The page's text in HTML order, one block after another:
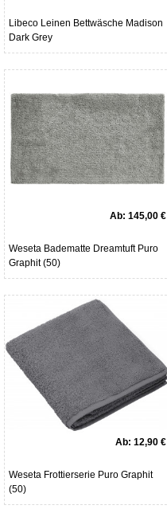
Libeco Leinen Bettwäsche Madison
Dark Grey
Ab: 145,00 €
Weseta Badematte Dreamtuft Puro
Graphit (50)
Ab: 12,90 €
Weseta Frottierserie Puro Graphit
(50)